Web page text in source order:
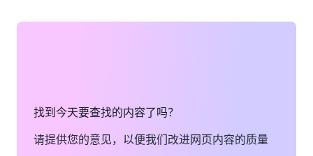
找到今天要查找的内容了吗？
请提供您的意见，以便我们改进网页内容的质量